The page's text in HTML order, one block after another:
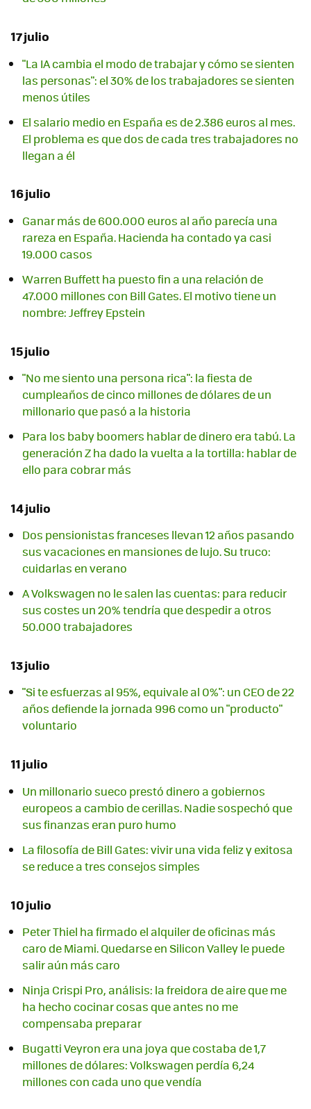
17 julio
"La IA cambia el modo de trabajar y cómo se sienten
las personas": el 30% de los trabajadores se sienten
menos útiles
El salario medio en España es de 2.386 euros al mes.
El problema es que dos de cada tres trabajadores no
llegan a él
16 julio
Ganar más de 600.000 euros al año parecía una
rareza en España. Hacienda ha contado ya casi
19.000 casos
Warren Buffett ha puesto fin a una relación de
47.000 millones con Bill Gates. El motivo tiene un
nombre: Jeffrey Epstein
15 julio
"No me siento una persona rica": la fiesta de
cumpleaños de cinco millones de dólares de un
millonario que pasó a la historia
Para los baby boomers hablar de dinero era tabú. La
generación Z ha dado la vuelta a la tortilla: hablar de
ello para cobrar más
14 julio
Dos pensionistas franceses llevan 12 años pasando
sus vacaciones en mansiones de lujo. Su truco:
cuidarlas en verano
A Volkswagen no le salen las cuentas: para reducir
sus costes un 20% tendría que despedir a otros
50.000 trabajadores
13 julio
"Si te esfuerzas al 95%, equivale al 0%": un CEO de 22
años defiende la jornada 996 como un "producto"
voluntario
11 julio
Un millonario sueco prestó dinero a gobiernos
europeos a cambio de cerillas. Nadie sospechó que
sus finanzas eran puro humo
La filosofía de Bill Gates: vivir una vida feliz y exitosa
se reduce a tres consejos simples
10 julio
Peter Thiel ha firmado el alquiler de oficinas más
caro de Miami. Quedarse en Silicon Valley le puede
salir aún más caro
Ninja Crispi Pro, análisis: la freidora de aire que me
ha hecho cocinar cosas que antes no me
compensaba preparar
Bugatti Veyron era una joya que costaba de 1,7
millones de dólares: Volkswagen perdía 6,24
millones con cada uno que vendía